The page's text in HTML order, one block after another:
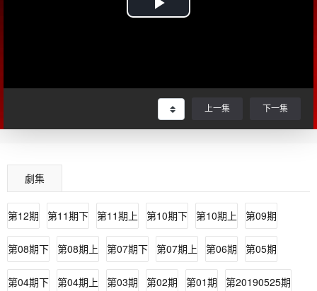
上一集 下一集
劇集
第12期 第11期下 第11期上 第10期下 第10期上 第09期
第08期下 第08期上 第07期下 第07期上 第06期 第05期
第04期下 第04期上 第03期 第02期 第01期 第20190525期